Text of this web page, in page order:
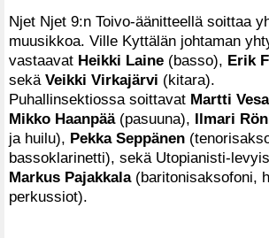
Njet Njet 9:n Toivo-äänitteellä soittaa
muusikkoa. Ville Kyttälän johtaman
vastaavat Heikki Laine (basso), Erik
sekä Veikki Virkajärvi (kitara).
Puhallinsektiossa soittavat Martti
Mikko Haanpää(pasuuna), Ilmari
ja huilu), Pekka Seppänen
bassoklarinetti), sekä Utopianisti-
Markus Pajakkala(baritonisaksofoni,
perkussiot).